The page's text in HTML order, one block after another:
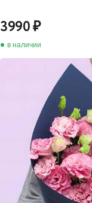
3990
в наличии